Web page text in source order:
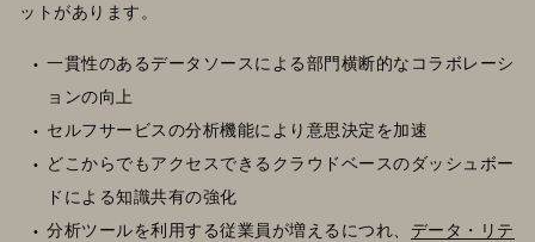
ットがあります。
一貫性のあるデータソースによる部門横断的なコラボレーシ
ョンの向上
セルフサービスの分析機能により意思決定を加速
どこからでもアクセスできるクラウドベースのダッシュボー
ドによる知識共有の強化
分析ツールを利用する従業員が増えるにつれ、 データ・リテ